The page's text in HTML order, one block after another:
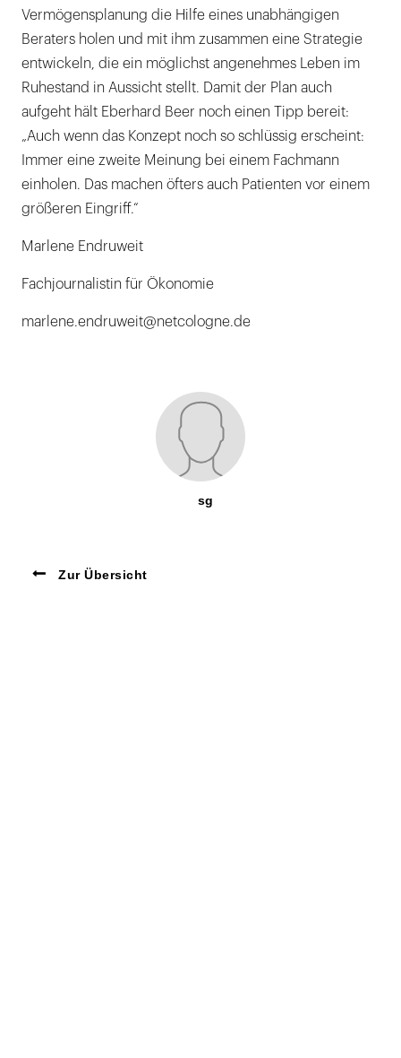
Vermögensplanung die Hilfe eines unabhängigen
Beraters holen und mit ihm zusammen eine Strategie
entwickeln, die ein möglichst angenehmes Leben im
Ruhestand in Aussicht stellt. Damit der Plan auch
aufgeht hält Eberhard Beer noch einen Tipp bereit:
„Auch wenn das Konzept noch so schlüssig erscheint:
Immer eine zweite Meinung bei einem Fachmann
einholen. Das machen öfters auch Patienten vor einem
größeren Eingriff.“
Marlene Endruweit
Fachjournalistin für Ökonomie
marlene.endruweit@netcologne.de
sg
Zur Übersicht